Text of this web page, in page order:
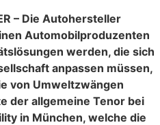
– Die Autohersteller
Automobilproduzenten
werden, die sich
anpassen müssen,
von Umweltzwängen
der allgemeine Tenor bei
in München, welche die